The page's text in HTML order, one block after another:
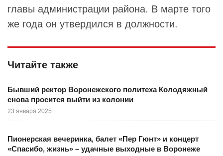
главы администрации района. В марте того
же года он утвердился в должности.
Читайте также
Бывший ректор Воронежского политеха Колодяжный
снова просится выйти из колонии
23 января 2025
Пионерская вечеринка, балет «Пер Гюнт» и концерт
«Спасибо, жизнь» – удачные выходные в Воронеже